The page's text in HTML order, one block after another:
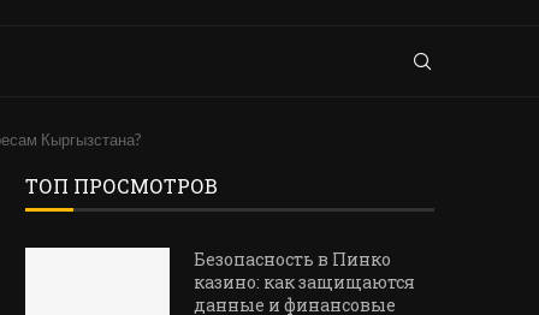
Кыргызстана?
ТОП ПРОСМОТРОВ
Безопасность в Пинко
казино: как защищаются
данные и финансовые